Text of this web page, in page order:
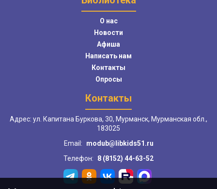
О нас
Новости
Афиша
Написать нам
Контакты
Опросы
Контакты
Адрес: ул. Капитана Буркова, 30, Мурманск, Мурманская обл.,
183025
Email:
modub@libkids51.ru
Телефон:
8 (8152) 44-63-52